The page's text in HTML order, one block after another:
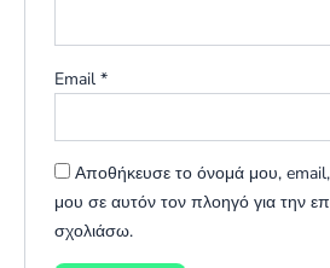
Email*
Αποθήκευσε το όνομά μου, email,
μου σε αυτόν τον πλοηγό για την
σχολιάσω.